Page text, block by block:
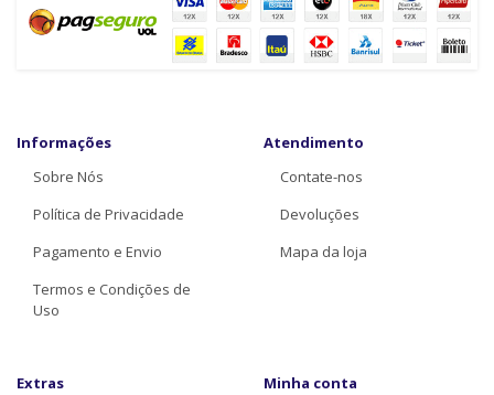
Informações
Sobre Nós
Política de Privacidade
Pagamento e Envio
Termos e Condições de
Uso
Atendimento
Contate-nos
Devoluções
Mapa da loja
Extras
Minha conta